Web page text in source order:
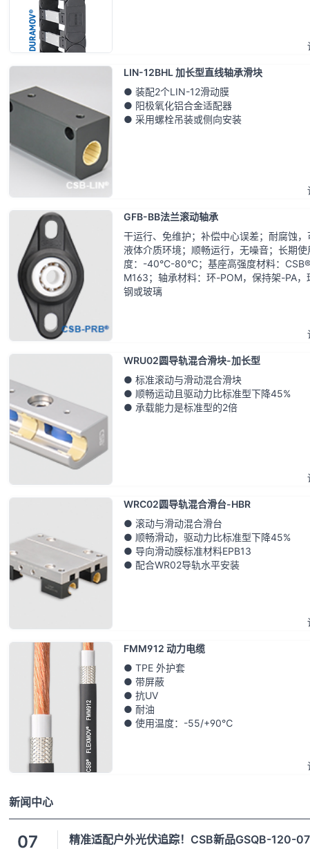
LIN-12BHL 加长型直线轴承滑块
● 装配2个LIN-12滑动膜
● 阳极氧化铝合金适配器
● 采用螺栓吊装或侧向安装
GFB-BB法兰滚动轴承
干运行、免维护；补偿中心误差；耐腐蚀，
液体介质环境；顺畅运行，无噪音；长期使
度：-40°C-80°C；基座高强度材料：CSB®
M163；轴承材料：环-POM，保持架-PA，
钢或玻璃
WRU02圆导轨混合滑块-加长型
● 标准滚动与滑动混合滑块
● 顺畅运动且驱动力比标准型下降45%
● 承载能力是标准型的2倍
WRC02圆导轨混合滑台-HBR
● 滚动与滑动混合滑台
● 顺畅滑动，驱动力比标准型下降45%
● 导向滑动膜标准材料EPB13
● 配合WR02导轨水平安装
FMM912 动力电缆
● TPE 外护套
● 带屏蔽
● 抗UV
● 耐油
● 使用温度：-55/+90℃
新闻中心
07 精准适配户外光伏追踪！CSB新品GSQB-120-